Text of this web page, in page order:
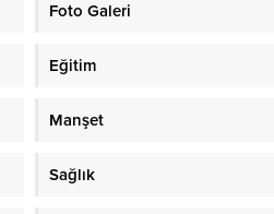
Foto Galeri
Eğitim
Manşet
Sağlık